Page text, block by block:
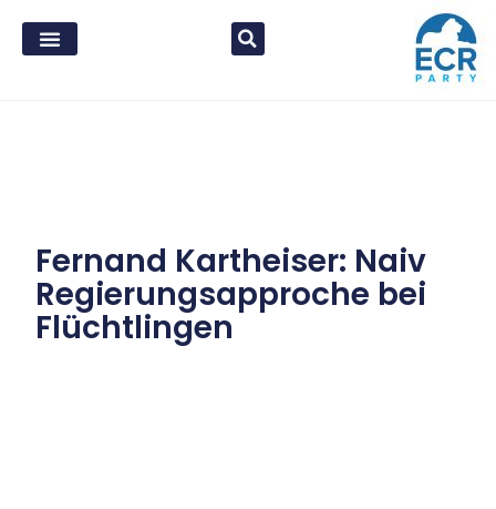
Fernand Kartheiser: Naiv
Regierungsapproche bei
Flüchtlingen